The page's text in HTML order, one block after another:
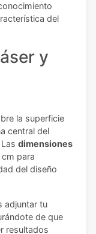
del
y
la superficie
central del
dimensiones
para
del diseño
adjuntar tu
de que
resultados